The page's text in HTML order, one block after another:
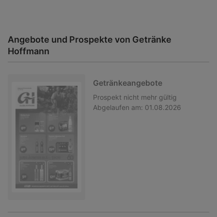
Angebote und Prospekte von Getränke
Hoffmann
Getränkeangebote
Prospekt nicht mehr gültig
Abgelaufen am: 01.08.2026